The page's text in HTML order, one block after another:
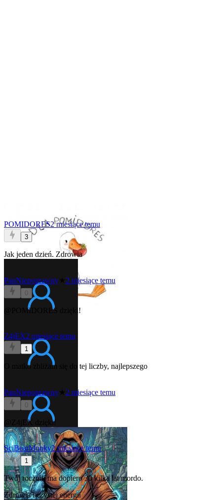
POMIDORES2 miesiące temu
3
Jak jeden dzień. Zdrowia
PanNiepoprawny 2 miesiące temu
0
@POMIDORES dzięki!
Z4jEX2 miesiące temu
1
O matko zbliżam się do tej liczby, najlepszego
PanNiepoprawny 2 miesiące temu
0
@Z4jEX dzięki!
SciBearMonky2 miesiące temu
1
Twój rocznik ma dopiero 30 kilka lat mordo.
Zdrowia i czystej energii